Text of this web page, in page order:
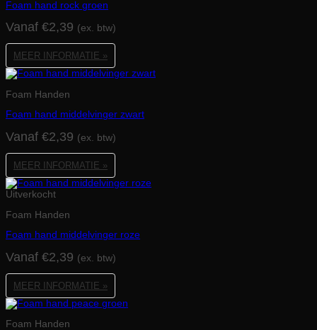
Foam hand rock groen
Vanaf €2,39 (ex. btw)
MEER INFORMATIE »
Foam Handen
Foam hand middelvinger zwart
Vanaf €2,39 (ex. btw)
MEER INFORMATIE »
Uitverkocht
Foam Handen
Foam hand middelvinger roze
Vanaf €2,39 (ex. btw)
MEER INFORMATIE »
Foam Handen